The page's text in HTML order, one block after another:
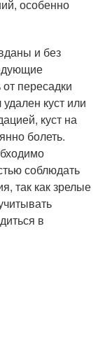
особенно
и без
пересадки
куст или
куст на
болеть.
соблюдать
так как зрелые
в